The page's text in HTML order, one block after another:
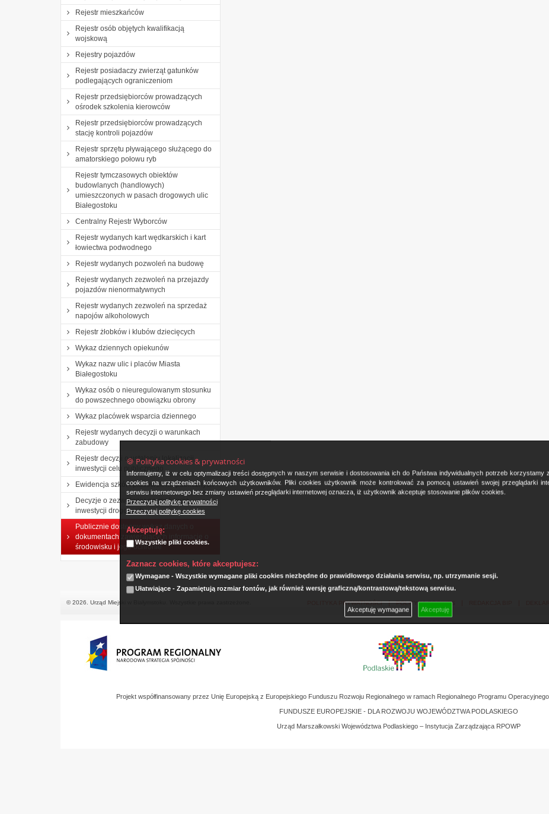
🍪 Polityka cookies & prywatności
Informujemy, iż w celu optymalizacji treści dostępnych w naszym serwisie i dostosowania ich do Państwa indywidualnych potrzeb korzystamy
cookies na urządzeniach końcowych użytkowników. Pliki cookies użytkownik może kontrolować za pomocą ustawień swojej przeglądarki
serwisu internetowego bez zmiany ustawień przeglądarki internetowej oznacza, iż użytkownik akceptuje stosowanie plików cookies.
Przeczytaj politykę prywatności
Przeczytaj politykę cookies
Akceptuję:
Wszystkie pliki cookies.
Zaznacz cookies, które akceptujesz:
Wymagane - Wszystkie wymagane pliki cookies niezbędne do prawidłowego działania serwisu, np. utrzymanie sesji.
Ułatwiające - Zapamiętują rozmiar fontów, jak również wersję graficzną/kontrastową/tekstową serwisu.
Akceptuję wymagane Akceptuję
Rejestr mieszkańców
Rejestr osób objętych kwalifikacją
wojskową
Rejestry pojazdów
Rejestr posiadaczy zwierząt gatunków
podlegających ograniczeniom
Rejestr przedsiębiorców prowadzących
ośrodek szkolenia kierowców
Rejestr przedsiębiorców prowadzących
stację kontroli pojazdów
Rejestr sprzętu pływającego służącego do
amatorskiego połowu ryb
Rejestr tymczasowych obiektów
budowlanych (handlowych)
umieszczonych w pasach drogowych ulic
Białegostoku
Centralny Rejestr Wyborców
Rejestr wydanych kart wędkarskich i kart
łowiectwa podwodnego
Rejestr wydanych pozwoleń na budowę
Rejestr wydanych zezwoleń na przejazdy
pojazdów nienormatywnych
Rejestr wydanych zezwoleń na sprzedaż
napojów alkoholowych
Rejestr żłobków i klubów dziecięcych
Wykaz dziennych opiekunów
Wykaz nazw ulic i placów Miasta
Białegostoku
Wykaz osób o nieuregulowanym stosunku
do powszechnego obowiązku obrony
Wykaz placówek wsparcia dziennego
Rejestr wydanych decyzji o warunkach
zabudowy
Rejestr decyzji o ustaleniu lokalizacji
inwestycji celu publicznego
Ewidencja szkół i placówek niepublicznych
Decyzje o zezwoleniu na realizację
inwestycji drogowych
Publicznie dostępny wykaz danych o
dokumentach zawierających informacje o
środowisku i jego ochronie
© 2026. Urząd Miejski w Białymstoku. Wszystkie prawa zastrzeżone. POLITYKA PRYWATNOŚCI POLITYKA COOKIES
Projekt współfinansowany przez Unię Europejską z Europejskiego Funduszu Rozwoju Regionalnego w ramach Regionalnego Programu
FUNDUSZE EUROPEJSKIE - DLA ROZWOJU WOJEWÓDZTWA PODLASKIEGO
Urząd Marszałkowski Województwa Podlaskiego – Instytucja Zarządzająca RPOWP